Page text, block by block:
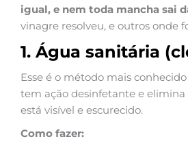
igual, e nem toda mancha sai
vinagre resolveu, e outros onde
1. Água sanitária
Esse é o método mais
tem ação desinfetante e
está visível e escurecido.
Como fazer: